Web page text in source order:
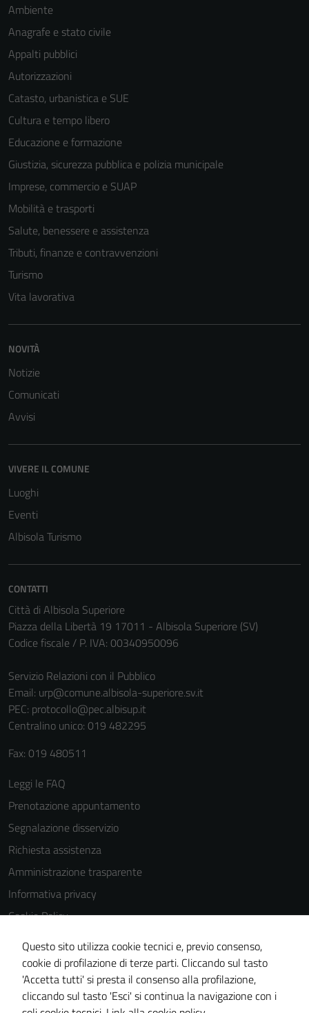
Ambiente
Anagrafe e stato civile
Appalti pubblici
Autorizzazioni
Catasto, urbanistica e SUE
Cultura e tempo libero
Educazione e formazione
Giustizia, sicurezza pubblica e polizia municipale
Imprese, commercio e SUAP
Mobilità e trasporti
Salute, benessere e assistenza
Tributi, finanze e contravvenzioni
Turismo
Vita lavorativa
NOVITÀ
Notizie
Comunicati
Avvisi
VIVERE IL COMUNE
Luoghi
Eventi
Albisola Turismo
CONTATTI
Città di Albisola Superiore
Piazza della Libertà 19 17011 - Albisola Superiore (SV)
Codice fiscale / P. IVA: 00340950096
Servizio Relazioni con il Pubblico
Email: urp@comune.albisola-superiore.sv.it
PEC: protocollo@pec.albisup.it
Centralino unico: 019 482295
Fax: 019 480511
Leggi le FAQ
Prenotazione appuntamento
Segnalazione disservizio
Richiesta assistenza
Amministrazione trasparente
Informativa privacy
Cookie Policy
Note legali
Dichiarazione di accessibilità
Piano di miglioramento del sito
Statistiche sito web
Questo sito utilizza cookie tecnici e, previo consenso,
cookie di profilazione di terze parti. Cliccando sul tasto
'Accetta tutti' si presta il consenso alla profilazione,
cliccando sul tasto 'Esci' si continua la navigazione con i
Tecnici
per il